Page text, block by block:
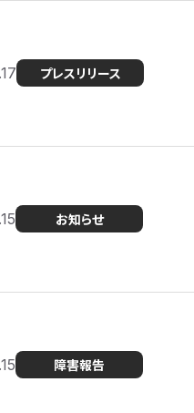
プレスリリース
お知らせ
障害報告